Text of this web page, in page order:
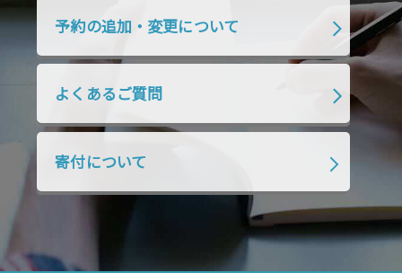
2019年4月
2018年7月 2018年6月
2018年4月 2018年3月 2018年2月
2018年1月 2017年12月
2017年10月 2017年9月 2017年8月
2017年5月
2017年4月
予約の追加・変更について
よくあるご質問
寄付について